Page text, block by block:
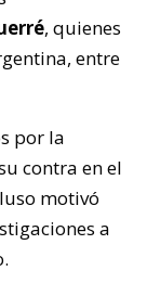
, quienes
entre
por la
contra en el
motivó
a